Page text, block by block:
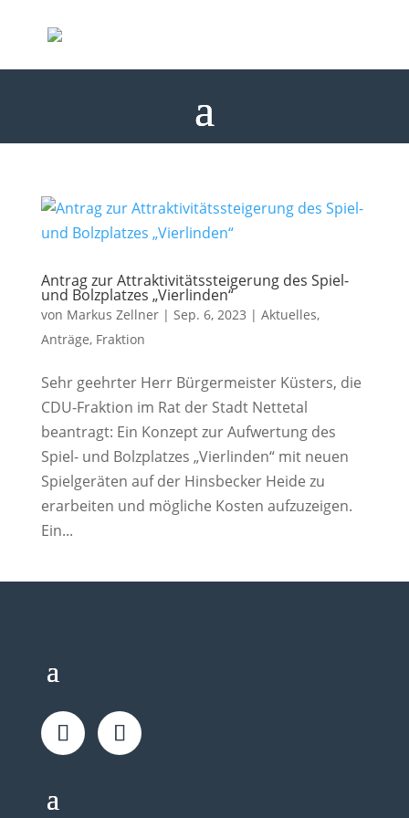
Antrag zur Attraktivitätssteigerung des Spiel-
und Bolzplatzes „Vierlinden“
von Markus Zellner| Sep. 6, 2023 | Aktuelles,
Anträge, Fraktion
Sehr geehrter Herr Bürgermeister Küsters, die
CDU-Fraktion im Rat der Stadt Nettetal
beantragt: Ein Konzept zur Aufwertung des
Spiel- und Bolzplatzes „Vierlinden“ mit neuen
Spielgeräten auf der Hinsbecker Heide zu
erarbeiten und mögliche Kosten aufzuzeigen.
Ein...